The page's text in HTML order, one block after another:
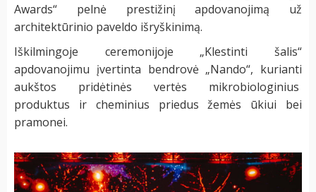
Awards“ pelnė prestižinį apdovanojimą už
architektūrinio paveldo išryškinimą.
Iškilmingoje ceremonijoje „Klestinti šalis“
apdovanojimu įvertinta bendrovė „Nando“, kurianti
aukštos pridėtinės vertės mikrobiologinius
produktus ir cheminius priedus žemės ūkiui bei
pramonei.